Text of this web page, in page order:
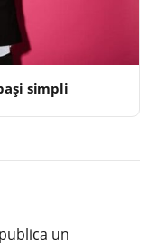
simpli
un